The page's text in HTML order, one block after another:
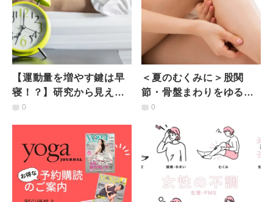
【運動量を増やす鍵は早
寝！？】研究から見えた
「就寝時間」と「運動」
0
＜夏のむくみに＞股関
節・骨盤まわりをゆるめ
て巡りを改善！寝たまま
楽々ポーズ
0